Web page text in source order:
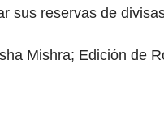
sus reservas de
Mishra; Edición de